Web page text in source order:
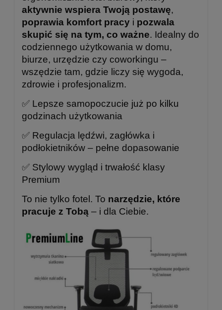
aktywnie wspiera Twoją postawę,
poprawia komfort pracy i pozwala
skupić się na tym, co ważne. Idealny do
codziennego użytkowania w domu,
biurze, urzędzie czy coworkingu –
wszędzie tam, gdzie liczy się wygoda,
zdrowie i profesjonalizm.
✅ Lepsze samopoczucie już po kilku
godzinach użytkowania
✅ Regulacja lędźwi, zagłówka i
podłokietników – pełne dopasowanie
✅ Stylowy wygląd i trwałość klasy
Premium
To nie tylko fotel. To narzędzie, które
pracuje z Tobą – i dla Ciebie.